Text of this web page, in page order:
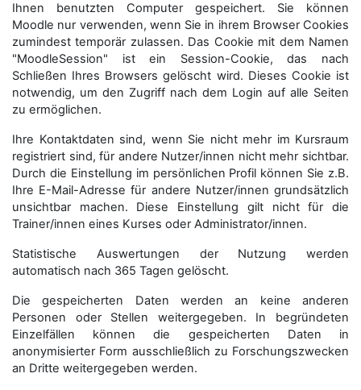
Ihnen benutzten Computer gespeichert. Sie können
Moodle nur verwenden, wenn Sie in ihrem Browser Cookies
zumindest temporär zulassen. Das Cookie mit dem Namen
"MoodleSession" ist ein Session-Cookie, das nach
Schließen Ihres Browsers gelöscht wird. Dieses Cookie ist
notwendig, um den Zugriff nach dem Login auf alle Seiten
zu ermöglichen.
Ihre Kontaktdaten sind, wenn Sie nicht mehr im Kursraum
registriert sind, für andere Nutzer/innen nicht mehr sichtbar.
Durch die Einstellung im persönlichen Profil können Sie z.B.
Ihre E-Mail-Adresse für andere Nutzer/innen grundsätzlich
unsichtbar machen. Diese Einstellung gilt nicht für die
Trainer/innen eines Kurses oder Administrator/innen.
Statistische Auswertungen der Nutzung werden
automatisch nach 365 Tagen gelöscht.
Die gespeicherten Daten werden an keine anderen
Personen oder Stellen weitergegeben. In begründeten
Einzelfällen können die gespeicherten Daten in
anonymisierter Form aus­schließ­lich zu Forschungszwecken
an Dritte weitergegeben werden.